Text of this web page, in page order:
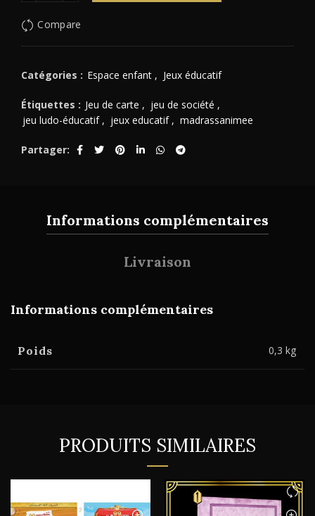
Compare
Catégories : Espace enfant , Jeux éducatif
Étiquettes : Jeu de carte , jeu de société ,
jeu ludo-éducatif , jeux educatif , madrassanimee
Partager
Informations complémentaires
Livraison
Informations complémentaires
Poids 0,3 kg
PRODUITS SIMILAIRES